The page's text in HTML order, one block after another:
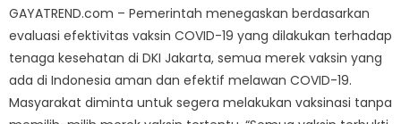
GAYATREND.com – Pemerintah menegaskan berdasarkan
evaluasi efektivitas vaksin COVID-19 yang dilakukan terhadap
tenaga kesehatan di DKI Jakarta, semua merek vaksin yang
ada di Indonesia aman dan efektif melawan COVID-19.
Masyarakat diminta untuk segera melakukan vaksinasi tanpa